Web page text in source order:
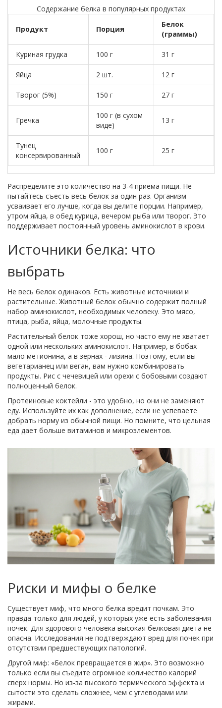
Содержание белка в популярных продуктах
Продукт Порция
Белок
(граммы)
Куриная грудка 100 г 31 г
Яйца 2 шт. 12 г
Творог (5%) 150 г 27 г
Гречка
100 г (в сухом
виде)
13 г
Тунец
консервированный
100 г 25 г
Распределите это количество на 3-4 приема пищи. Не
пытайтесь съесть весь белок за один раз. Организм
усваивает его лучше, когда вы делите порции. Например,
утром яйца, в обед курица, вечером рыба или творог. Это
поддерживает постоянный уровень аминокислот в крови.
Источники белка: что
выбрать
Не весь белок одинаков. Есть животные источники и
растительные. Животный белок обычно содержит полный
набор аминокислот, необходимых человеку. Это мясо,
птица, рыба, яйца, молочные продукты.
Растительный белок тоже хорош, но часто ему не хватает
одной или нескольких аминокислот. Например, в бобах
мало метионина, а в зернах - лизина. Поэтому, если вы
вегетарианец или веган, вам нужно комбинировать
продукты. Рис с чечевицей или орехи с бобовыми создают
полноценный белок.
Протеиновые коктейли - это удобно, но они не заменяют
еду. Используйте их как дополнение, если не успеваете
добрать норму из обычной пищи. Но помните, что цельная
еда дает больше витаминов и микроэлементов.
Риски и мифы о белке
Существует миф, что много белка вредит почкам. Это
правда только для людей, у которых уже есть заболевания
почек. Для здорового человека высокая белковая диета не
опасна. Исследования не подтверждают вред для почек при
отсутствии предшествующих патологий.
Другой миф: «Белок превращается в жир». Это возможно
только если вы съедите огромное количество калорий
сверх нормы. Но из-за высокого термического эффекта и
сытости это сделать сложнее, чем с углеводами или
жирами.